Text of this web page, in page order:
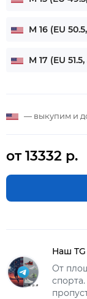
M 16 (EU
M 17 (EU
— выкупим и
от 13332 р.
Наш
От